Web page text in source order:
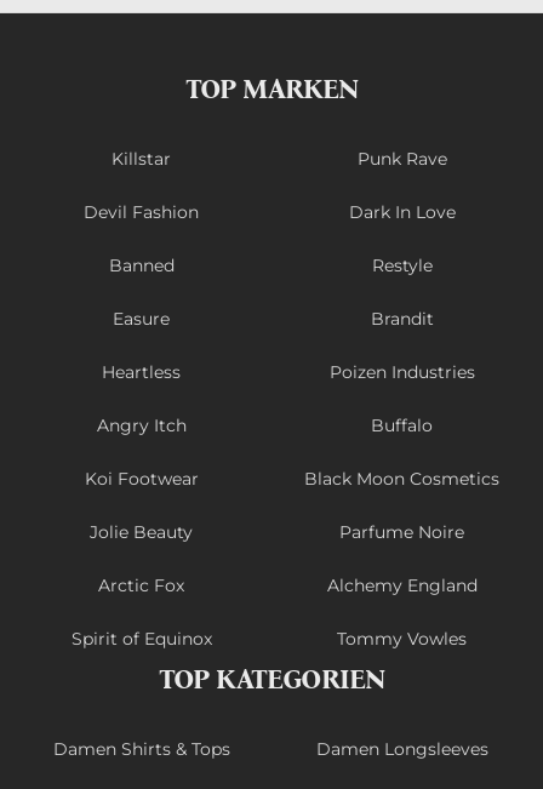
TOP MARKEN
Killstar Punk Rave
Devil Fashion Dark In Love
Banned Restyle
Easure Brandit
Heartless Poizen Industries
Angry Itch Buffalo
Koi Footwear Black Moon Cosmetics
Jolie Beauty Parfume Noire
Arctic Fox Alchemy England
Spirit of Equinox Tommy Vowles
TOP KATEGORIEN
Damen Shirts & Tops Damen Longsleeves